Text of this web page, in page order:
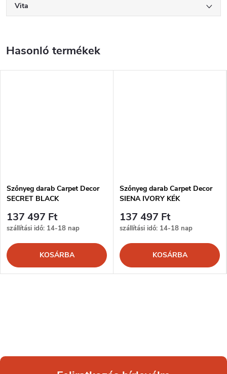
Vita
Szőnyeg darab Carpet Decor
SECRET BLACK
137 497 Ft
szállítási idő: 14-18 nap
KOSÁRBA
Szőnyeg darab Carpet Decor
SIENA IVORY KÉK
137 497 Ft
szállítási idő: 14-18 nap
KOSÁRBA